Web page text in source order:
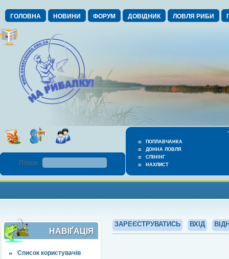
ГОЛОВНА НОВИНИ ФОРУМ ДОВІДНИК ЛОВЛЯ РИБИ
ПОПЛАВЧАНКА
ДОННА ЛОВЛЯ
СПІНІНГ
НАХЛИСТ
Пошук :
НАВІҐАЦІЯ
Список користувачів
ЗАРЕЄСТРУВАТИСЬ ВХІД